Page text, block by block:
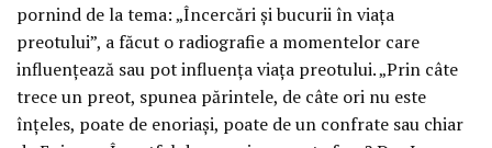
pornind de la tema: „Încercări și bucurii în viața
preotului”, a făcut o radiografie a momentelor care
influențează sau pot influența viața preotului. „Prin câte
trece un preot, spunea părintele, de câte ori nu este
înțeles, poate de enoriași, poate de un confrate sau chiar